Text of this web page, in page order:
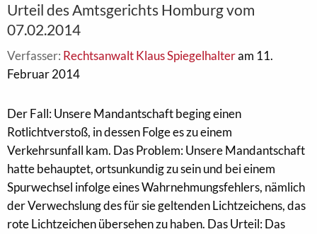
Urteil des Amtsgerichts Homburg vom
07.02.2014
Verfasser: Rechtsanwalt Klaus Spiegelhalteram 11.
Februar 2014
Der Fall: Unsere Mandantschaft beging einen
Rotlichtverstoß, in dessen Folge es zu einem
Verkehrsunfall kam. Das Problem: Unsere Mandantschaft
hatte behauptet, ortsunkundig zu sein und bei einem
Spurwechsel infolge eines Wahrnehmungsfehlers, nämlich
der Verwechslung des für sie geltenden Lichtzeichens, das
rote Lichtzeichen übersehen zu haben. Das Urteil: Das